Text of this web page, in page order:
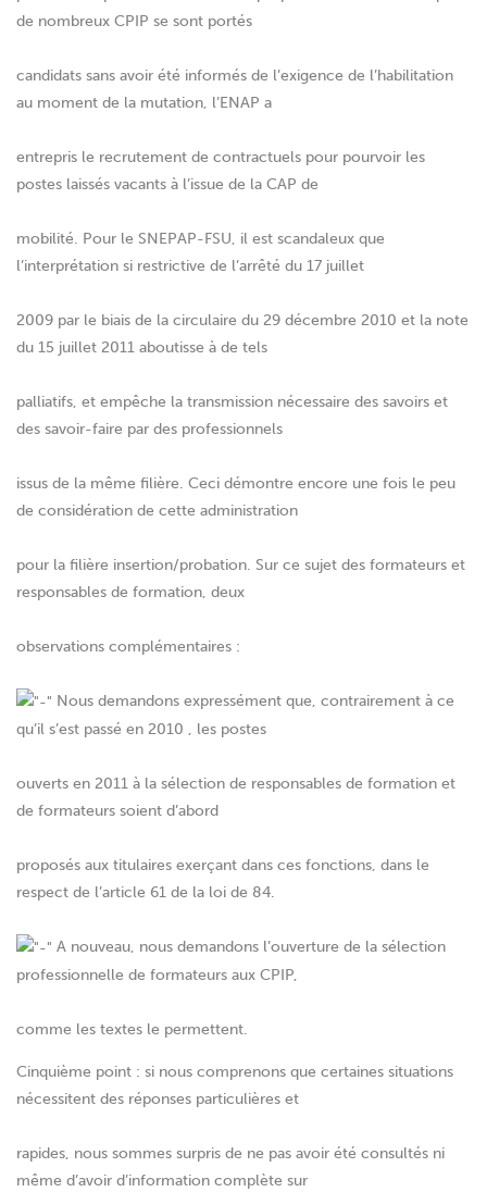
de nombreux CPIP se sont portés
candidats sans avoir été informés de l’exigence de l’habilitation
au moment de la mutation, l’ENAP a
entrepris le recrutement de contractuels pour pourvoir les
postes laissés vacants à l’issue de la CAP de
mobilité. Pour le SNEPAP-FSU, il est scandaleux que
l’interprétation si restrictive de l’arrêté du 17 juillet
2009 par le biais de la circulaire du 29 décembre 2010 et la note
du 15 juillet 2011 aboutisse à de tels
palliatifs, et empêche la transmission nécessaire des savoirs et
des savoir-faire par des professionnels
issus de la même filière. Ceci démontre encore une fois le peu
de considération de cette administration
pour la filière insertion/probation. Sur ce sujet des formateurs et
responsables de formation, deux
observations complémentaires :
Nous demandons expressément que, contrairement à ce
qu’il s’est passé en 2010 , les postes
ouverts en 2011 à la sélection de responsables de formation et
de formateurs soient d’abord
proposés aux titulaires exerçant dans ces fonctions, dans le
respect de l’article 61 de la loi de 84.
A nouveau, nous demandons l’ouverture de la sélection
professionnelle de formateurs aux CPIP,
comme les textes le permettent.
Cinquième point : si nous comprenons que certaines situations
nécessitent des réponses particulières et
rapides, nous sommes surpris de ne pas avoir été consultés ni
même d’avoir d’information complète sur